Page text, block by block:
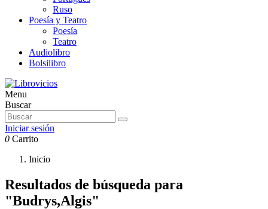
Ruso
Poesía y Teatro
Poesía
Teatro
Audiolibro
Bolsilibro
Menu
Buscar
Iniciar sesión
0 Carrito
Inicio
Resultados de búsqueda para
"Budrys,Algis"